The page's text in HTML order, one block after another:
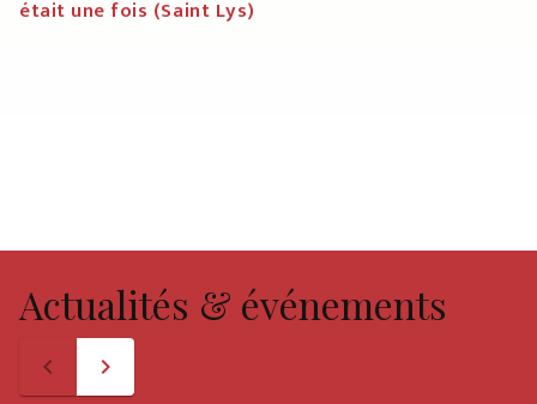
était une fois (Saint Lys)
Actualités & événements
navigate_before navigate_next